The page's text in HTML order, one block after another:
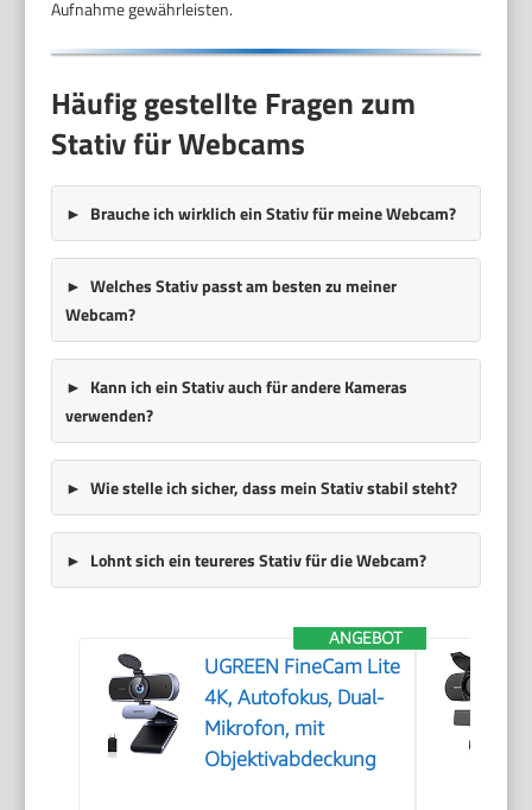
Aufnahme gewährleisten.
Häufig gestellte Fragen zum
Stativ für Webcams
Brauche ich wirklich ein Stativ für meine Webcam?
Welches Stativ passt am besten zu meiner
Webcam?
Kann ich ein Stativ auch für andere Kameras
verwenden?
Wie stelle ich sicher, dass mein Stativ stabil steht?
Lohnt sich ein teureres Stativ für die Webcam?
ANGEBOT
UGREEN FineCam Lite
4K, Autofokus, Dual-
Mikrofon, mit
Objektivabdeckung